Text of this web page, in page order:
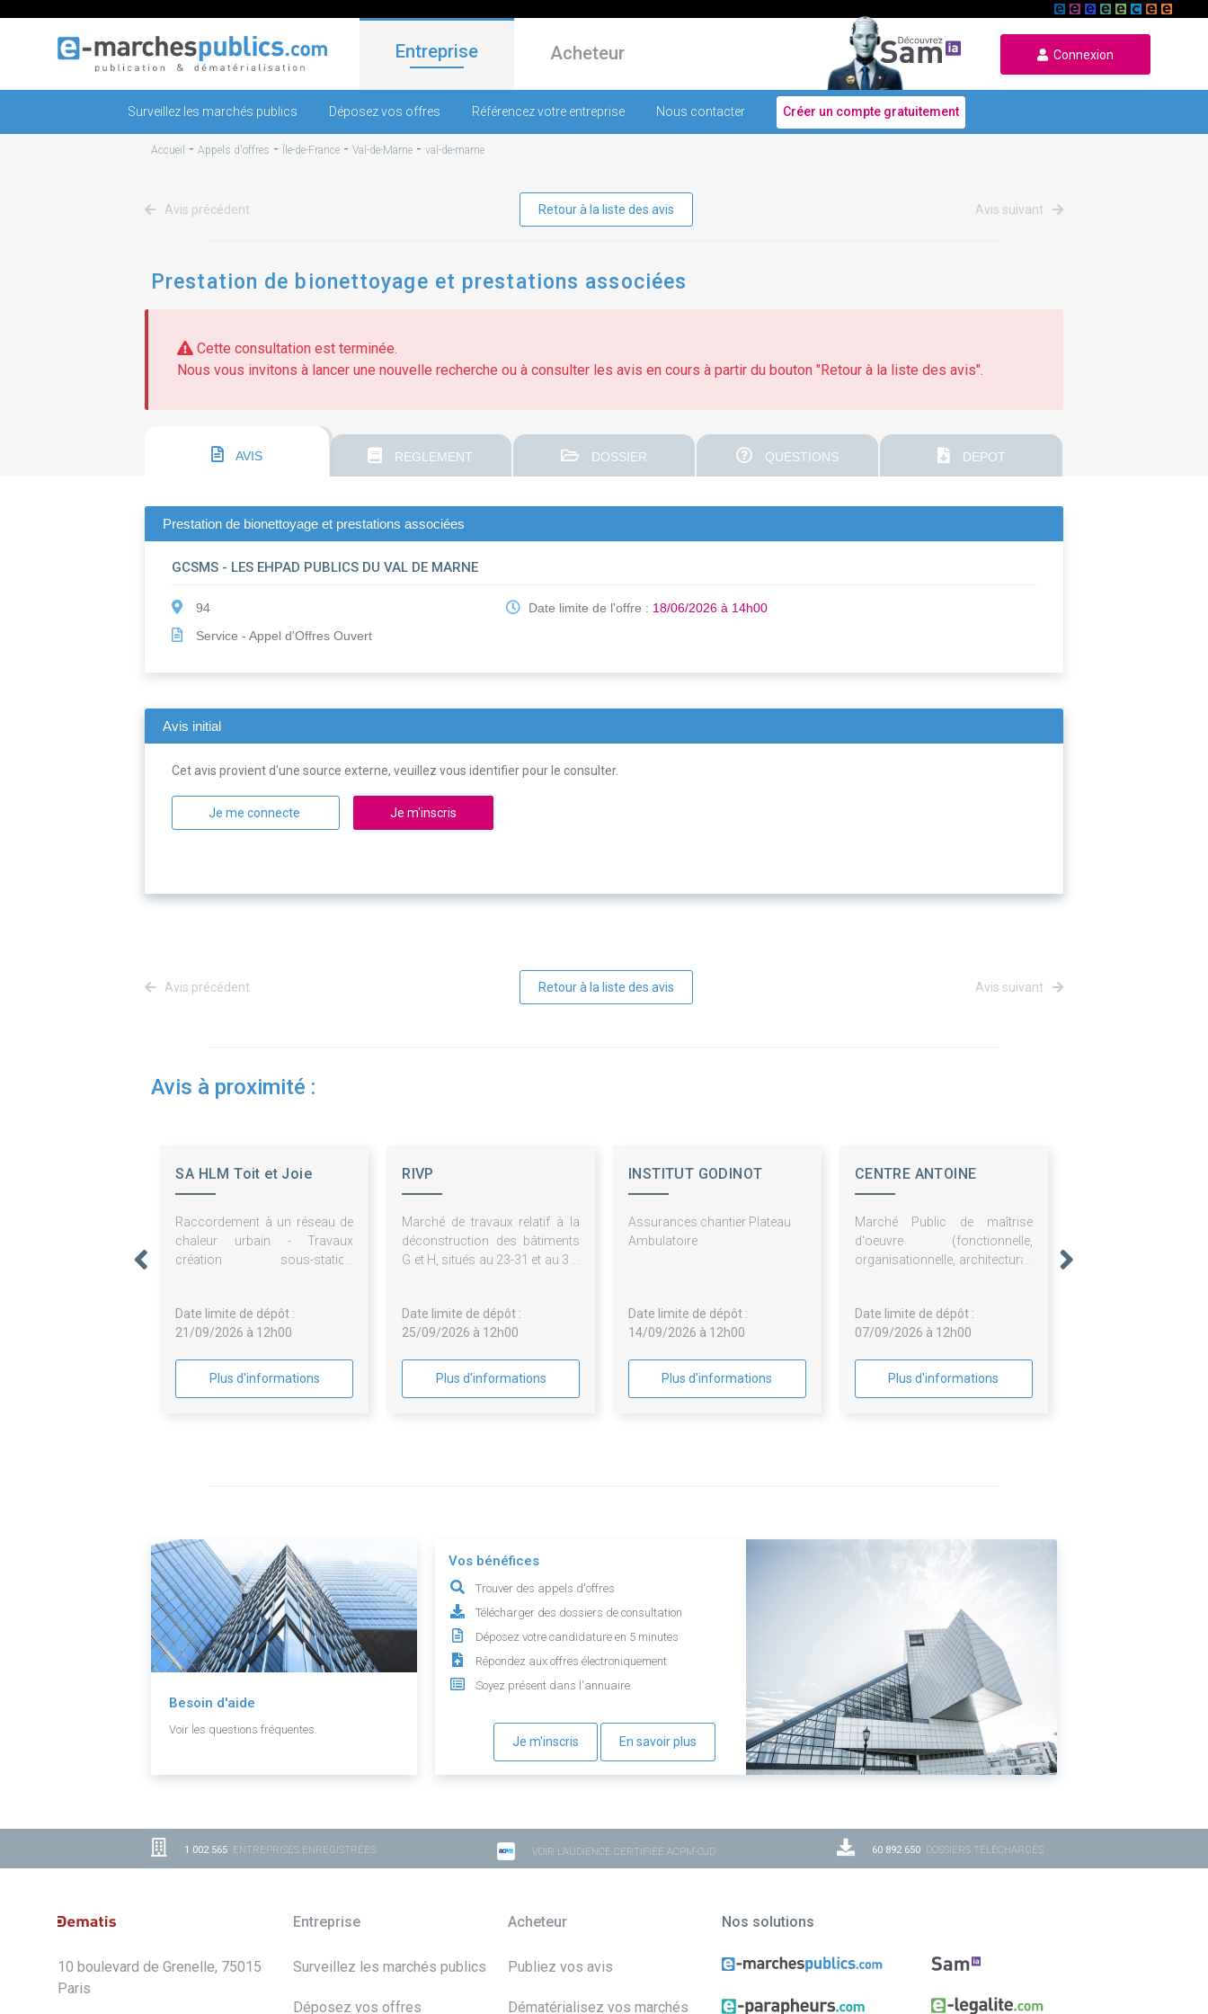
Entreprise Acheteur Connexion
Surveillez les marchés publics Déposez vos offres Référencez votre entreprise Nous contacter Créer un compte gratuitement
Accueil - Appels d'offres - Île-de-France - Val-de-Marne - val-de-marne
Avis précédent Retour à la liste des avis Avis suivant
Prestation de bionettoyage et prestations associées
Cette consultation est terminée.
Nous vous invitons à lancer une nouvelle recherche ou à consulter les avis en cours à partir du bouton "Retour à la liste des avis".
AVIS REGLEMENT DOSSIER QUESTIONS DEPOT
Prestation de bionettoyage et prestations associées
GCSMS - LES EHPAD PUBLICS DU VAL DE MARNE
94
Service - Appel d'Offres Ouvert
Date limite de l'offre : 18/06/2026 à 14h00
Avis initial
Cet avis provient d'une source externe, veuillez vous identifier pour le consulter.
Je me connecte Je m'inscris
Avis précédent Retour à la liste des avis Avis suivant
Avis à proximité :
SA HLM Toit et Joie
Raccordement à un réseau de
chaleur urbain - Travaux
création sous-station
Date limite de dépôt :
21/09/2026 à 12h00
Plus d'informations
RIVP
Marché de travaux relatif à la
déconstruction des bâtiments
G et H, situés au 23-31 et au 33-
Duvernois, à Paris 20ème
Date limite de dépôt :
25/09/2026 à 12h00
Plus d'informations
INSTITUT GODINOT
Assurances chantier Plateau
Ambulatoire
Date limite de dépôt :
14/09/2026 à 12h00
Plus d'informations
CENTRE ANTOINE
Marché Public de maîtrise
d'oeuvre (fonctionnelle,
organisationnelle, architectural,
cuisines
Date limite de dépôt :
07/09/2026 à 12h00
Plus d'informations
Besoin d'aide
Voir les questions fréquentes.
Vos bénéfices
Trouver des appels d'offres
Télécharger des dossiers de consultation
Déposez votre candidature en 5 minutes
Répondez aux offres électroniquement
Soyez présent dans l'annuaire
Je m'inscris En savoir plus
1 002 565 ENTREPRISES ENREGISTRÉES VOIR L'AUDIENCE CERTIFIÉE ACPM-OJD 60 892 650 DOSSIERS TÉLÉCHARGÉS
10 boulevard de Grenelle, 75015
Paris
Entreprise
Surveillez les marchés publics
Déposez vos offres
Acheteur
Publiez vos avis
Dématérialisez vos marchés
Nos solutions